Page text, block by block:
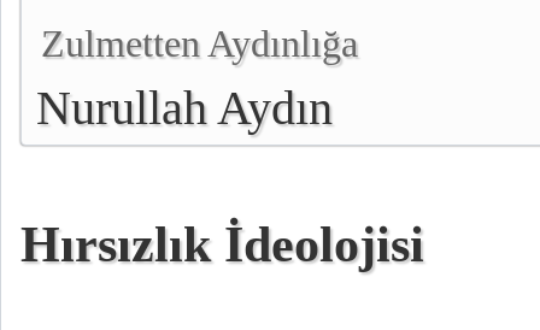
Zulmetten Aydınlığa
Nurullah Aydın
Hırsızlık İdeolojisi